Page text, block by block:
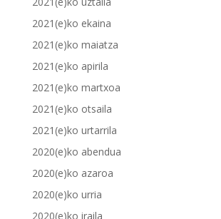
2021(e)ko ekaina
2021(e)ko maiatza
2021(e)ko apirila
2021(e)ko martxoa
2021(e)ko otsaila
2021(e)ko urtarrila
2020(e)ko abendua
2020(e)ko azaroa
2020(e)ko urria
2020(e)ko iraila